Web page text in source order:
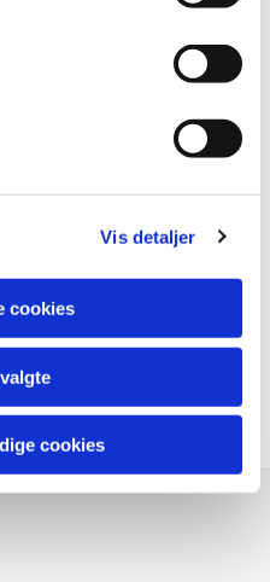
Vis detaljer
cookies
cookies